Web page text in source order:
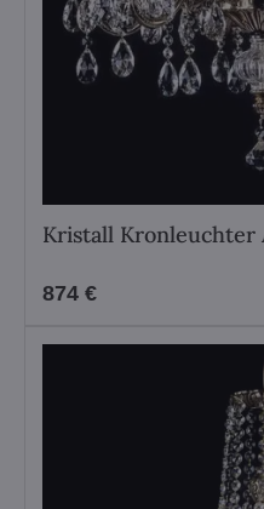
Kristall Kronleuchter
874 €